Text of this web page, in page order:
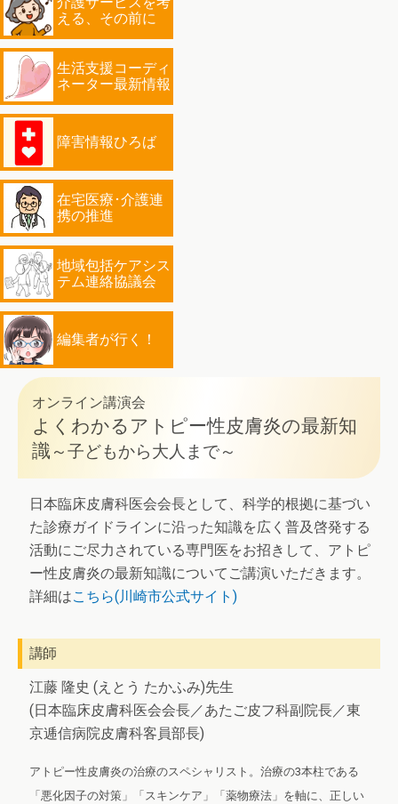
える、その前に
生活支援コーディ
ネーター最新情報
障害情報ひろば
在宅医療･介護連
携の推進
地域包括ケアシス
テム連絡協議会
編集者が行く！
オンライン講演会
よくわかるアトピー性皮膚炎の最新知
識 ～子どもから大人まで～
日本臨床皮膚科医会会長として、科学的根拠に基づい
た診療ガイドラインに沿った知識を広く普及啓発する
活動にご尽力されている専門医をお招きして、アトピ
ー性皮膚炎の最新知識についてご講演いただきます。
詳細はこちら(川崎市公式サイト)
講師
江藤 隆史 (えとう たかふみ)先生
(日本臨床皮膚科医会会長／あたご皮フ科副院長／東
京逓信病院皮膚科客員部長)
アトピー性皮膚炎の治療のスペシャリスト。治療の3本柱である
「悪化因子の対策」「スキンケア」「薬物療法」を軸に、正しい